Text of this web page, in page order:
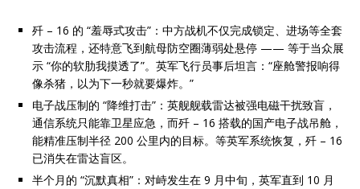
歼 – 16 的 “羞辱式攻击”：中方战机不仅完成锁定、进场等全套
攻击流程，还特意飞到航母防空圈薄弱处悬停 —— 等于当众展
示 “你的软肋我摸透了”。英军飞行员事后坦言：“座舱警报响得
像杀猪，以为下一秒就要爆炸。”
电子战压制的 “降维打击”：英舰舰载雷达被强电磁干扰致盲，
通信系统只能靠卫星应急，而歼 – 16 搭载的国产电子战吊舱，
能精准压制半径 200 公里内的目标。等英军系统恢复，歼 – 16
已消失在雷达盲区。
半个月的 “沉默真相”：对峙发生在 9 月中旬，英军直到 10 月